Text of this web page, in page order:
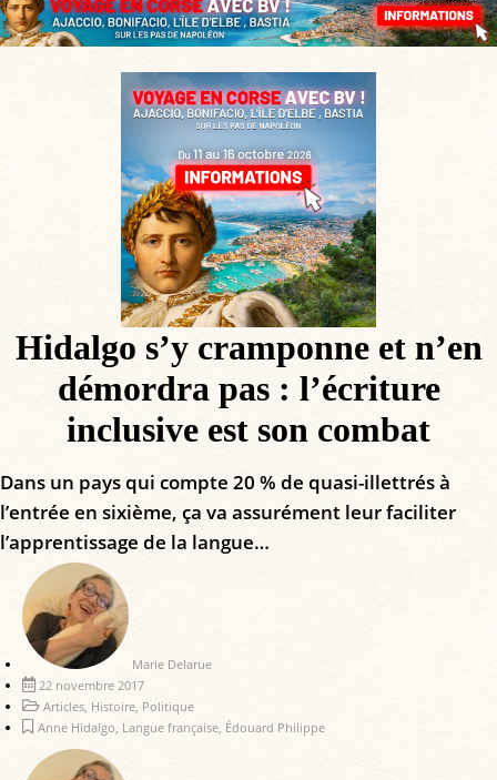
Hidalgo s’y cramponne et n’en
démordra pas : l’écriture
inclusive est son combat
Dans un pays qui compte 20 % de quasi-illettrés à
l’entrée en sixième, ça va assurément leur faciliter
l’apprentissage de la langue…
Marie Delarue
22 novembre 2017
Articles, Histoire, Politique
Anne Hidalgo, Langue française, Édouard Philippe